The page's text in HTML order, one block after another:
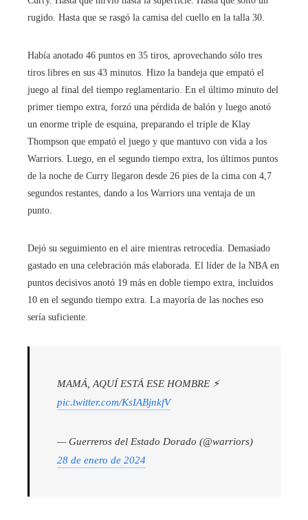
rugido. Hasta que se rasgó la camisa del cuello en la talla 30.
Había anotado 46 puntos en 35 tiros, aprovechando sólo tres
tiros libres en sus 43 minutos. Hizo la bandeja que empató el
juego al final del tiempo reglamentario. En el último minuto del
primer tiempo extra, forzó una pérdida de balón y luego anotó
un enorme triple de esquina, preparando el triple de Klay
Thompson que empató el juego y que mantuvo con vida a los
Warriors. Luego, en el segundo tiempo extra, los últimos puntos
de la noche de Curry llegaron desde 26 pies de la cima con 4,7
segundos restantes, dando a los Warriors una ventaja de un
punto.
Dejó su seguimiento en el aire mientras retrocedía. Demasiado
gastado en una celebración más elaborada. El líder de la NBA en
puntos decisivos anotó 19 más en doble tiempo extra, incluidos
10 en el segundo tiempo extra. La mayoría de las noches eso
sería suficiente.
MAMÁ, AQUÍ ESTÁ ESE HOMBRE ⚡️
pic.twitter.com/KsIABjnkfV
— Guerreros del Estado Dorado (@warriors)
28 de enero de 2024